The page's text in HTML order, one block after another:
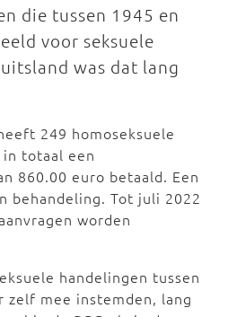
die tussen 1945 en
voor seksuele
was dat lang
249 homoseksuele
totaal een
860.00 euro betaald. Een
behandeling. Tot juli 2022
worden
handelingen tussen
zelf mee instemden, lang